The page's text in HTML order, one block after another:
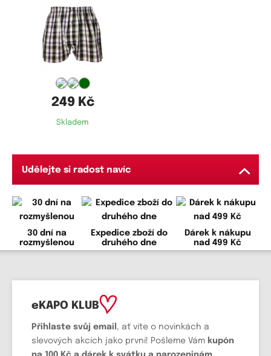
Dostupné velikosti:
L,XL,XXL,3XL
249 Kč
Skladem
Udělejte si radost navíc
30 dní na
rozmyšlenou
Expedice zboží do
druhého dne
Dárek k nákupu
nad 499 Kč
eKAPO KLUB
Přihlaste svůj email , ať víte o novinkách a
slevových akcích jako první! Pošleme Vám kupón